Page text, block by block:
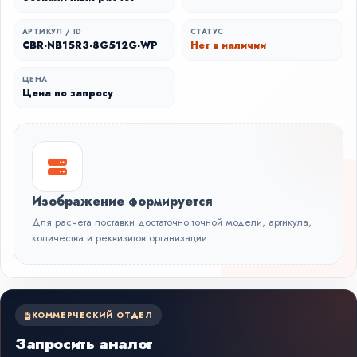
АРТИКУЛ / ID
CBR-NB15R3-8G512G-WP
СТАТУС
Нет в наличии
ЦЕНА
Цена по запросу
Изображение формируется
Для расчета поставки достаточно точной модели, артикула,
количества и реквизитов организации.
КОММЕРЧЕСКИЙ ОТДЕЛ
Запросить аналог